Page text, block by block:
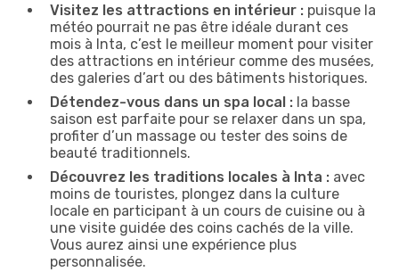
Visitez les attractions en intérieur : puisque la
météo pourrait ne pas être idéale durant ces
mois à Inta, c’est le meilleur moment pour visiter
des attractions en intérieur comme des musées,
des galeries d’art ou des bâtiments historiques.
Détendez-vous dans un spa local : la basse
saison est parfaite pour se relaxer dans un spa,
profiter d’un massage ou tester des soins de
beauté traditionnels.
Découvrez les traditions locales à Inta : avec
moins de touristes, plongez dans la culture
locale en participant à un cours de cuisine ou à
une visite guidée des coins cachés de la ville.
Vous aurez ainsi une expérience plus
personnalisée.